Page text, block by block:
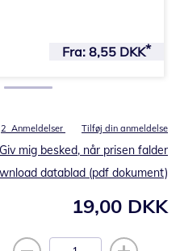
2 Anmeldelser Tilføj din anmeldelse
19,00 DKK
Giv mig besked, når prisen falder
datablad (pdf dokument)
Fra: 8,55 DKK